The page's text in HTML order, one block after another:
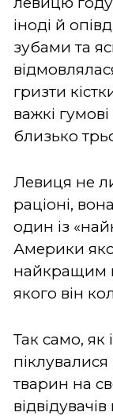
іноді й
зубами та
гризти
важкі
близько
Левиця не
раціоні,
один із
Америки
найкращим
якого він
Так само, як
тварин на